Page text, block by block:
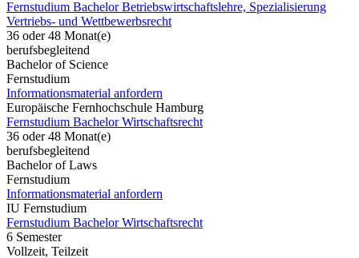
Fernstudium Bachelor Betriebswirtschaftslehre, Spezialisierung
Vertriebs- und Wettbewerbsrecht
36 oder 48 Monat(e)
berufsbegleitend
Bachelor of Science
Fernstudium
Informationsmaterial anfordern
Europäische Fernhochschule Hamburg
Fernstudium Bachelor Wirtschaftsrecht
36 oder 48 Monat(e)
berufsbegleitend
Bachelor of Laws
Fernstudium
Informationsmaterial anfordern
IU Fernstudium
Fernstudium Bachelor Wirtschaftsrecht
6 Semester
Vollzeit, Teilzeit